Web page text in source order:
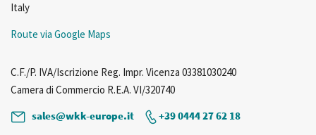
Italy
Route via Google Maps
C.F./P. IVA/Iscrizione Reg. Impr. Vicenza 03381030240
Camera di Commercio R.E.A. VI/320740
sales@wkk-europe.it
+39 0444 27 62 18